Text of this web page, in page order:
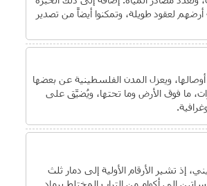
لعقود طويلة، وتمكنوا أيضاً من تصدير
ويعزل المدن الفلسطينية عن بعضها
ما فوق الأرض وما تحتها، ويُضيِّق على
إذ تشير الأرقام الأولية إلى دمار ثلث